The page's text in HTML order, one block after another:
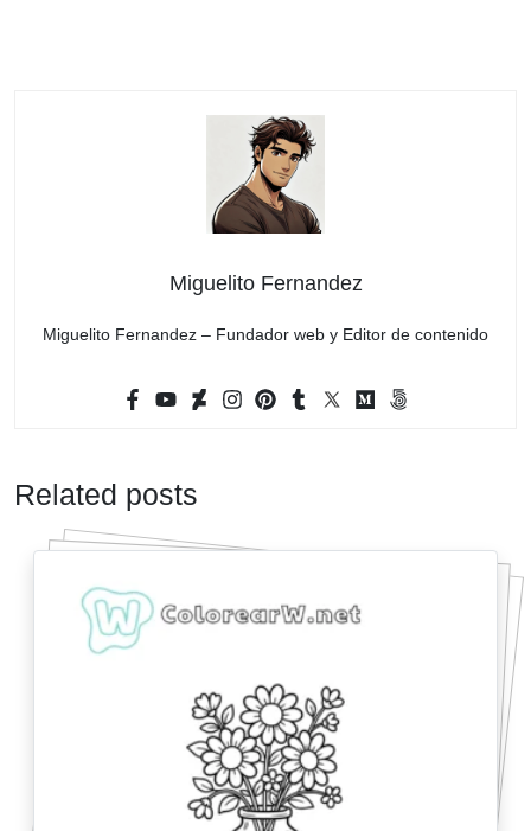
Miguelito Fernandez
Miguelito Fernandez – Fundador web y Editor de contenido
Related posts